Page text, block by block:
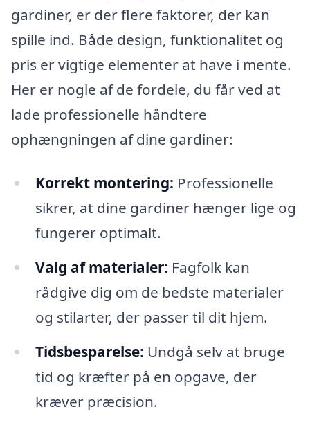
gardiner, er der flere faktorer, der kan
spille ind. Både design, funktionalitet og
pris er vigtige elementer at have i mente.
Her er nogle af de fordele, du får ved at
lade professionelle håndtere
ophængningen af dine gardiner:
Korrekt montering: Professionelle
sikrer, at dine gardiner hænger lige og
fungerer optimalt.
Valg af materialer: Fagfolk kan
rådgive dig om de bedste materialer
og stilarter, der passer til dit hjem.
Tidsbesparelse: Undgå selv at bruge
tid og kræfter på en opgave, der
kræver præcision.